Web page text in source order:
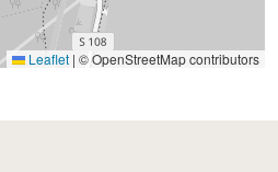
Leaflet | © OpenStreetMap contributors